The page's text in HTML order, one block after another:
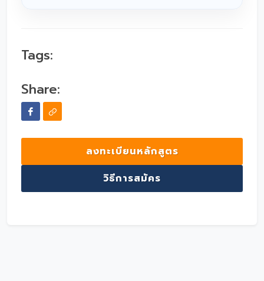
Tags:
Share:
ลงทะเบียนหลักสูตร
วิธีการสมัคร